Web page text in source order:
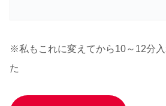
※私もこれに変えてから10～12分
た